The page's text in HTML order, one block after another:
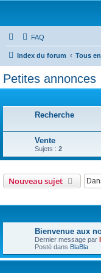
FAQ
Index du forum Tous
Petites annonces
Recherche
Vente
Sujets : 2
Nouveau sujet
Bienvenue aux
Dernier message par
Posté dans BlaBla